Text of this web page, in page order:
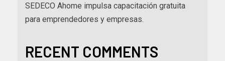
SEDECO Ahome impulsa capacitación gratuita
para emprendedores y empresas.
RECENT COMMENTS